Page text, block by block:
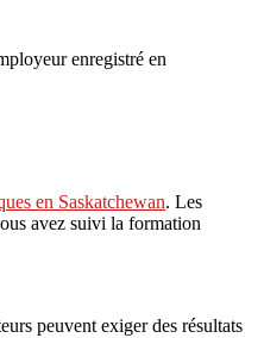
enregistré en
en Saskatchewan. Les
avez suivi la formation
peuvent exiger des résultats